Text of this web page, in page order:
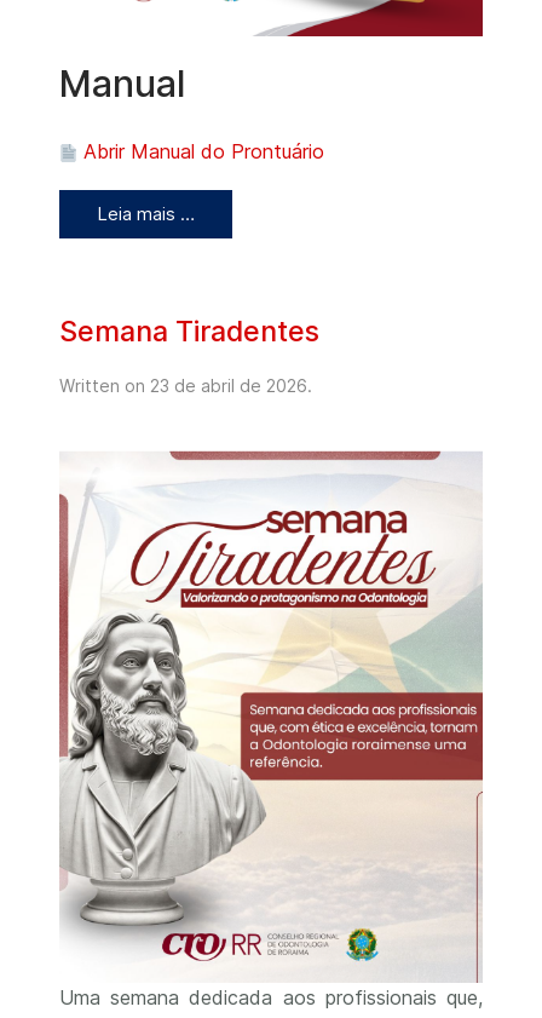
Manual
Abrir Manual do Prontuário
Leia mais …
Semana Tiradentes
Written on 23 de abril de 2026.
Uma semana dedicada aos profissionais que,